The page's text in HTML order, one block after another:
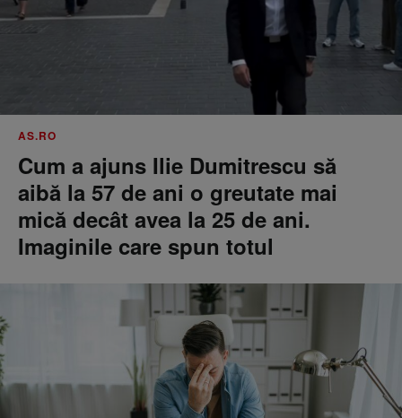
AS.RO
Cum a ajuns Ilie Dumitrescu să
aibă la 57 de ani o greutate mai
mică decât avea la 25 de ani.
Imaginile care spun totul